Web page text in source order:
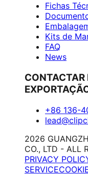
Fichas
Kits de
FAQ
News
CONTACTAR
+86 136-
2026
CO., LTD - ALL
PRIVACY
SERVICE